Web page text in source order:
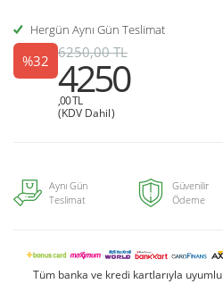
Hergün Aynı Gün Teslimat
%32 6250,00 TL
4250
,00 TL
(KDV Dahil)
Aynı Gün
Teslimat
Güvenilir
Ödeme
Tüm banka ve kredi kartlarıyla uyumlu